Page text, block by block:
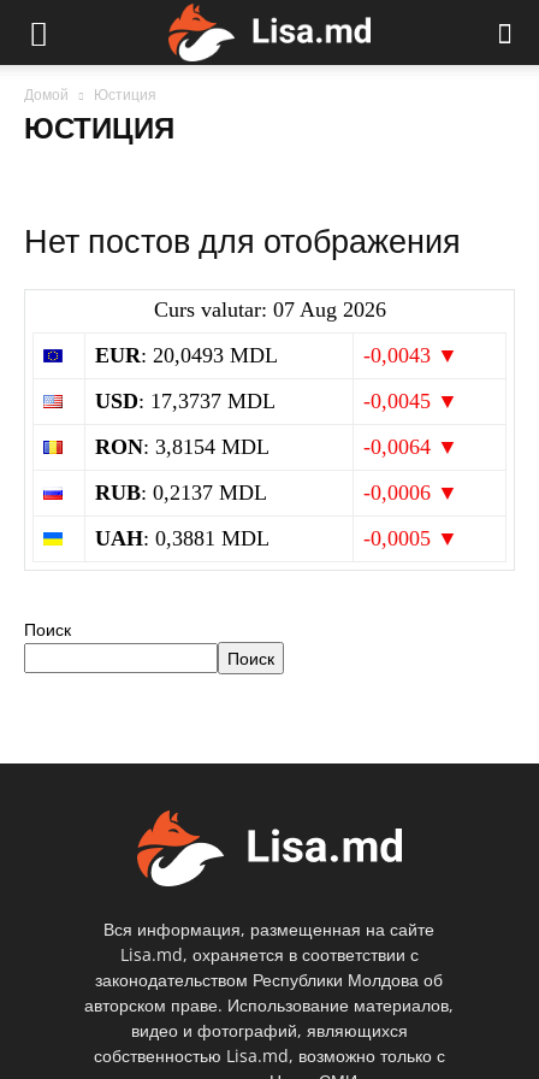
Домой Юстиция
ЮСТИЦИЯ
Нет постов для отображения
Curs valutar: 07 Aug 2026
EUR: 20,0493 MDL
-0,0043 ▼
USD: 17,3737 MDL
-0,0045 ▼
RON: 3,8154 MDL
-0,0064 ▼
RUB: 0,2137 MDL
-0,0006 ▼
UAH: 0,3881 MDL -0,0005 ▼
Поиск
Поиск
Вся информация, размещенная на сайте
Lisa.md, охраняется в соответствии с
законодательством Республики Молдова об
авторском праве. Использование материалов,
видео и фотографий, являющихся
собственностью Lisa.md, возможно только с